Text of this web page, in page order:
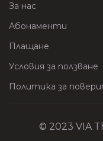
За нас
Абонаменти
Плащане
Условия за ползване
Политика за
© 2023 VIA